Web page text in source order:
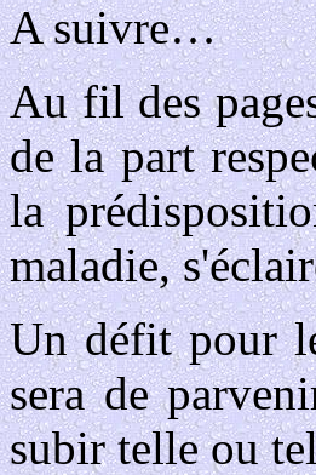
A suivre…
Au fil des
de la part
la
maladie,
Un défit pour
sera de
subir telle ou